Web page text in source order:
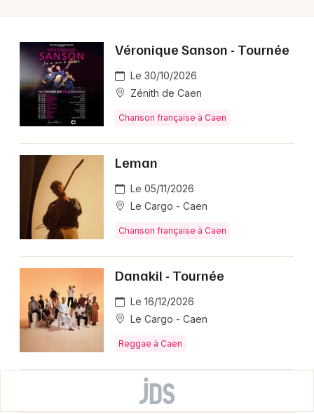
Véronique Sanson - Tournée
Le 30/10/2026
Zénith de Caen
Chanson française à Caen
Leman
Le 05/11/2026
Le Cargo - Caen
Chanson française à Caen
Danakil - Tournée
Le 16/12/2026
Le Cargo - Caen
Reggae à Caen